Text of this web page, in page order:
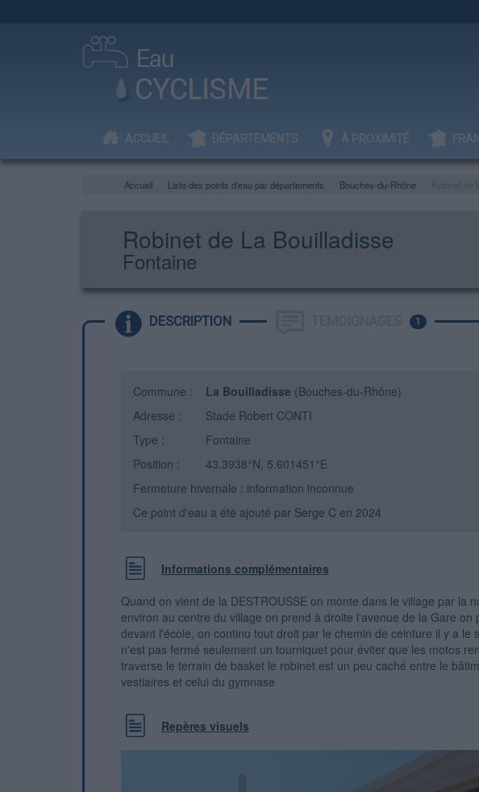
ACCUEIL DÉPARTEMENTS À PROXIMITÉ
Accueil Liste des points d'eau par départements Bouches-du-Rhône
Robinet de La Bouilladisse
Fontaine
DESCRIPTION 1
Commune : La Bouilladisse (Bouches-du-Rhône)
Adresse :
Stade Robert CONTI
Type :
Fontaine
Position :
43.3938°N, 5.601451°E
Fermeture hivernale : information inconnue
Ce point d'eau a été ajouté par Serge C en 2024
Informations complémentaires
Quand on vient de la DESTROUSSE on monte dans le village par la
environ au centre du village on prend à droite l'avenue de la Gare on
devant l'école, on continu tout droit par le chemin de ceinture il y a le
n'est pas fermé seulement un tourniquet pour éviter que les motos
traverse le terrain de basket le robinet est un peu caché entre le
vestiaires et celui du gymnase
Repères visuels